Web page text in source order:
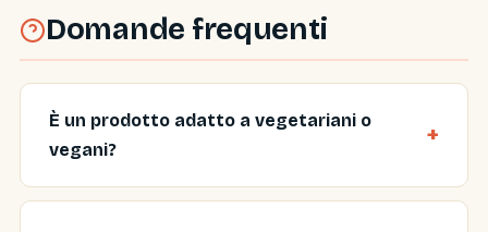
Domande frequenti
È un prodotto adatto a vegetariani o
vegani?